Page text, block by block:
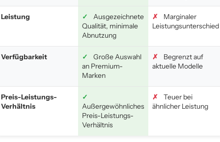
Leistung ✓
Ausgezeichnete
Qualität, minimale
Abnutzung
✗
Marginaler
Leistungsunterschied
Verfügbarkeit ✓
Große Auswahl
an Premium-
Marken
✗
Begrenzt auf
aktuelle Modelle
Preis-Leistungs-
Verhältnis
✓
Außergewöhnliches
Preis-Leistungs-
Verhältnis
✗
Teuer bei
ähnlicher Leistung